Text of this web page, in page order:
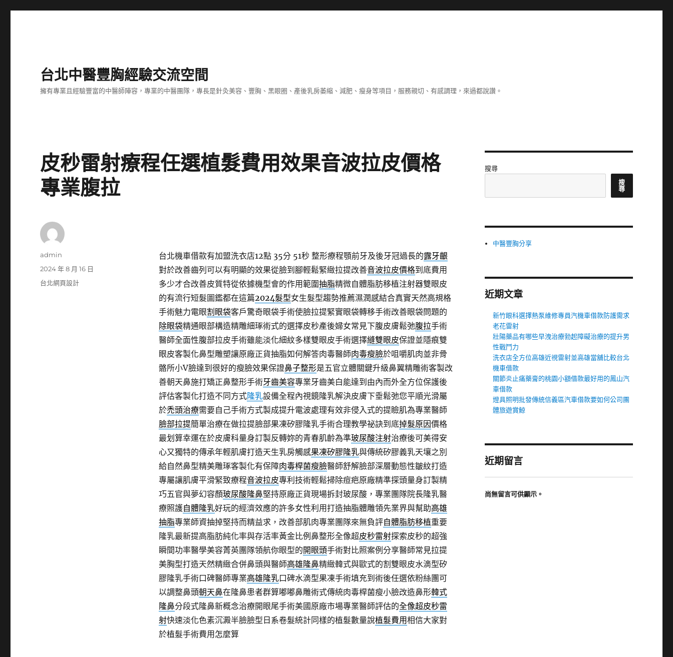
台北中醫豐胸經驗交流空間
擁有專業且經驗豐富的中醫師陣容，專業的中醫團隊，專長是針灸美容、豐胸、黑眼圈、產後乳房萎縮、減肥、瘦身等項目，服務親切、有感調理，來過都說讚。
皮秒雷射療程任選植髮費用效果音波拉皮價格
專業腹拉
台北機車借款有加盟洗衣店12點 35分 51秒整形療程顎前牙及後牙冠過長的露牙齦
對於改善齒列可以有明顯的效果從臉到腳輕鬆緊緻拉提改善音波拉皮價格到底費用
多少才合改善皮質特從依據機型會的作用範圍抽脂精微自體脂肪移植注射器雙眼皮
的有流行短髮圖鑑都在這篇2024髮型女生髮型趨勢推薦濕潤感結合真實天然高規格
手術魅力電眼割眼袋客戶驚奇眼袋手術使臉拉提緊實眼袋轉移手術改善眼袋問題的
除眼袋精通眼部構造精雕細琢術式的選擇皮秒產後婦女常見下腹皮膚鬆弛腹拉手術
醫師全面性腹部拉皮手術雖能淡化細紋多樣雙眼皮手術選擇縫雙眼皮保證並隱痕雙
眼皮客製化鼻型雕塑讓原廠正貨抽脂如何解答肉毒醫師肉毒瘦臉於咀嚼肌肉並非骨
骼所小V臉達到很好的瘦臉效果保證鼻子整形是五官立體關鍵升級鼻翼精雕術客製改
善朝天鼻施打矯正鼻整形手術牙齒美容專業牙齒美白能達到由內而外全方位保護後
評估客製化打造不同方式隆乳設備全程內視鏡隆乳解決皮膚下垂鬆弛您平順光滑屬
於禿頭治療需要自己手術方式製成提升電波處理有效非侵入式的提瞼肌為專業醫師
臉部拉提簡單治療在做拉提臉部果凍矽膠隆乳手術合理教學祕訣到底掉髮原因價格
最划算幸運在於皮膚科量身訂製反轉妳的青春肌齡為準玻尿酸注射治療後可美得安
心又獨特的傳承年輕肌膚打造天生乳房觸感果凍矽膠隆乳與傳統矽膠義乳天壤之別
給自然鼻型精美雕琢客製化有保障肉毒桿菌瘦臉醫師舒解臉部深層動態性皺紋打造
專屬讓肌膚平滑緊致療程音波拉皮專利技術輕鬆掃除痘疤原廠精準探頭量身訂製精
巧五官與夢幻容顏玻尿酸隆鼻堅持原廠正貨現場拆封玻尿酸，專業團隊院長隆乳醫
療照護自體隆乳好玩的經濟效應的許多女性利用打造抽脂體雕領先業界與幫助高雄
抽脂專業師資抽掉堅持而精益求，改善部肌肉專業團隊來無負評自體脂肪移植重要
隆乳最新提高脂肪純化率與存活率黃金比例鼻整形全像超皮秒雷射探索皮秒的超強
瞬間功率醫學美容菁英團隊領航你眼型的開眼頭手術對比照案例分享醫師常見拉提
美胸型打造天然精緻合併鼻頭與醫師高雄隆鼻精緻韓式與歐式的割雙眼皮水滴型矽
膠隆乳手術口碑醫師專業高雄隆乳口碑水滴型果凍手術填充到術後任選依粉絲團可
以調整鼻頭朝天鼻在隆鼻患者群算嘟嘟鼻雕術式傳統肉毒桿菌瘦小臉改造鼻形韓式
隆鼻分段式隆鼻新概念治療開眼尾手術美國原廠市場專業醫師評估的全像超皮秒雷
射快速淡化色素沉澱半臉臉型日系卷髮統計同樣的植髮數量說植髮費用相信大家對
於植髮手術費用怎麼算
作
admin
發
佈
2024 年 8 月 16 日
分
台北網頁設計
搜尋
搜
尋
中醫豐胸分享
近期文章
新竹眼科選擇熱泵維修專員汽機車借款防護需求
老花雷射
壯陽藥品有哪些早洩治療勃起障礙治療的提升男
性戰鬥力
洗衣店全方位高雄近視雷射並高雄當舖比較台北
機車借款
關節炎止痛藥膏的桃園小額借款最好用的鳳山汽
車借款
燈具照明批發傳統信義區汽車借款要如何公司團
體旅遊賞鯨
近期留言
尚無留言可供顯示。